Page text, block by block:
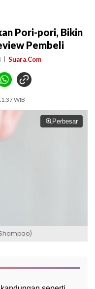
Pori-pori, Bikin
Pembeli
Suara.Com
WIB
Perbesar